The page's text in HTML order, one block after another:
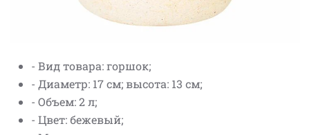
- Вид товара: горшок;
- Диаметр: 17 см; высота: 13 см;
- Объем: 2 л;
- Цвет: бежевый;